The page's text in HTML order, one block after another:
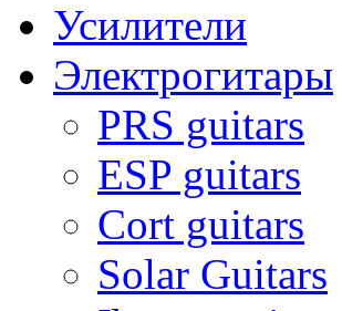
Усилители
Электрогитары
PRS guitars
ESP guitars
Cort guitars
Solar Guitars